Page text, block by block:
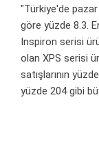
"Türkiye'de pazar
göre yüzde 8.3.
Inspiron serisi
olan XPS serisi
satışlarının
yüzde 204 gibi